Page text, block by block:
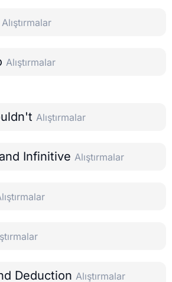
Alıştırmalar
Alıştırmalar
Alıştırmalar
Infinitive Alıştırmalar
Deduction Alıştırmalar